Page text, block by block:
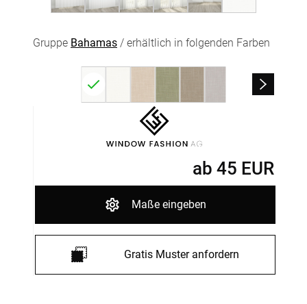
Gruppe Bahamas / erhältlich in folgenden Farben
ab 45 EUR
Maße eingeben
Gratis Muster anfordern